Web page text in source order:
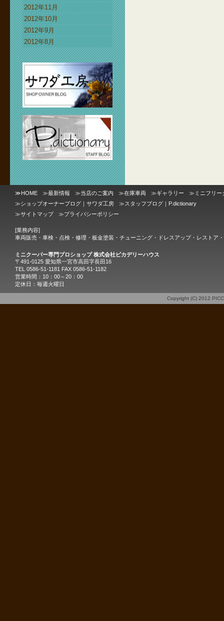
2012年11月
2012年10月
2012年9月
2012年8月
≫HOME ≫最新情報 ≫当店のご案内 ≫在庫車両 ≫ギャラリー ≫ ミニフリー
≫ショップオーナーブログ｜サワダ工房 ≫スタッフブログ｜P.dictionary
≫サイトマップ ≫プライバシーポリシー
[業務内容]
車両販売・車検・点検・修理・板金塗装・チューニング・ドレスアップ・レストア
ミニクーパー専門プロショップ 株式会社ピカデリーハウス
〒491-0125 愛知県一宮市高田字長田16
TEL 0586-51-1181 FAX 0586-51-1182
営業時間：10：00～20：00
定休日：毎週火曜日
Copyright (C) 2012